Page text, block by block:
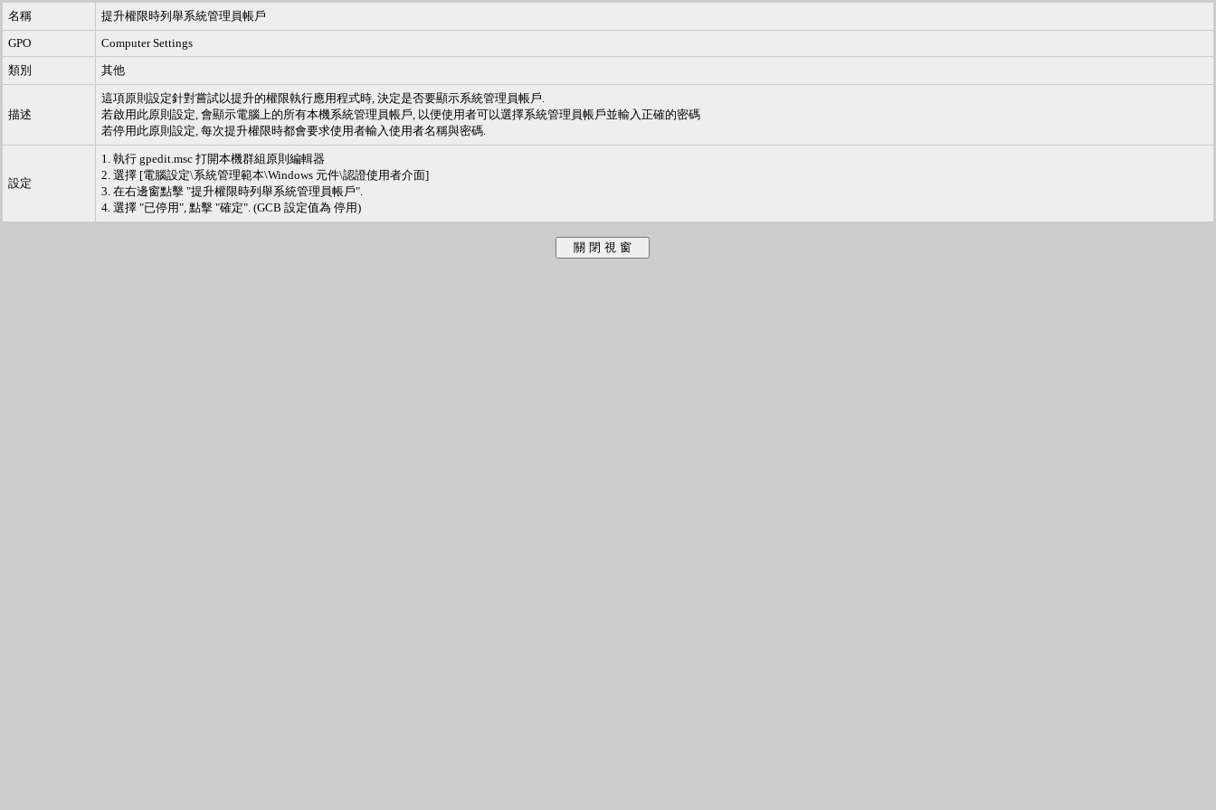
名稱
提升權限時列舉系統管理員帳戶
GPO
Computer Settings
類別
其他
描述
這項原則設定針對嘗試以提升的權限執行應用程式時, 決定是否要顯示系統管理員帳戶.
若啟用此原則設定, 會顯示電腦上的所有本機系統管理員帳戶, 以便使用者可以選擇系統管理員帳戶並輸入正確的密碼
若停用此原則設定, 每次提升權限時都會要求使用者輸入使用者名稱與密碼.
設定
1. 執行 gpedit.msc 打開本機群組原則編輯器
2. 選擇 [電腦設定\系統管理範本\Windows 元件\認證使用者介面]
3. 在右邊窗點擊 "提升權限時列舉系統管理員帳戶".
4. 選擇 "已停用", 點擊 "確定". (GCB 設定值為 停用)